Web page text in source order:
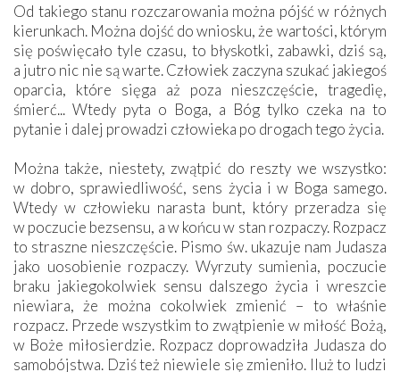
Od takiego stanu rozczarowania można pójść w różnych
kierunkach. Można dojść do wniosku, że wartości, którym
się poświęcało tyle czasu, to błyskotki, zabawki, dziś są,
a jutro nic nie są warte. Człowiek zaczyna szukać jakiegoś
oparcia, które sięga aż poza nieszczęście, tragedię,
śmierć... Wtedy pyta o Boga, a Bóg tylko czeka na to
pytanie i dalej prowadzi człowieka po drogach tego życia.
Można także, niestety, zwątpić do reszty we wszystko:
w dobro, sprawiedliwość, sens życia i w Boga samego.
Wtedy w człowieku narasta bunt, który przeradza się
w poczucie bezsensu, a w końcu w stan rozpaczy. Rozpacz
to straszne nieszczęście. Pismo św. ukazuje nam Judasza
jako uosobienie rozpaczy. Wyrzuty sumienia, poczucie
braku jakiegokolwiek sensu dalszego życia i wreszcie
niewiara, że można cokolwiek zmienić – to właśnie
rozpacz. Przede wszystkim to zwątpienie w miłość Bożą,
w Boże miłosierdzie. Rozpacz doprowadziła Judasza do
samobójstwa. Dziś też niewiele się zmieniło. Iluż to ludzi